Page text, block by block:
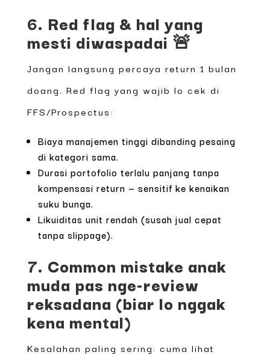
6. Red flag & hal yang
mesti diwaspadai 🚨
Jangan langsung percaya return 1 bulan
doang. Red flag yang wajib lo cek di
FFS/Prospectus:
Biaya manajemen tinggi dibanding pesaing
di kategori sama.
Durasi portofolio terlalu panjang tanpa
kompensasi return — sensitif ke kenaikan
suku bunga.
Likuiditas unit rendah (susah jual cepat
tanpa slippage).
7. Common mistake anak
muda pas nge-review
reksadana (biar lo nggak
kena mental)
Kesalahan paling sering: cuma lihat